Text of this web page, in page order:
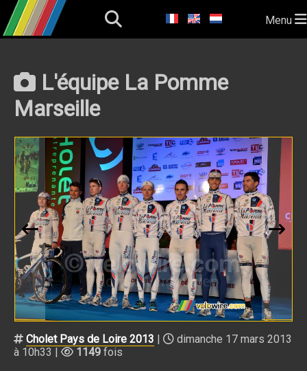
Menu
L'équipe La Pomme
Marseille
Cholet Pays de Loire 2013 |
dimanche 17 mars 2013
à 10h33 |
1149 fois